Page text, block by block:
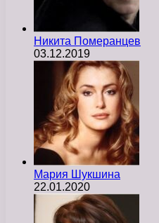
Никита Померанцев
03.12.2019
Мария Шукшина
22.01.2020